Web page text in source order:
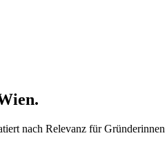
.
nach Relevanz für